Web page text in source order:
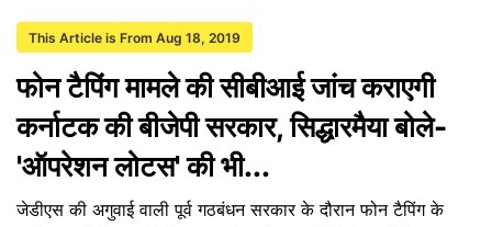
This Article is From Aug 18, 2019
फोन टैपिंग मामले की सीबीआई जांच कराएगी
कर्नाटक की बीजेपी सरकार, सिद्धारमैया बोले-
'ऑपरेशन लोटस' की भी...
जेडीएस की अगुवाई वाली पूर्व गठबंधन सरकार के दौरान फोन टैपिंग के